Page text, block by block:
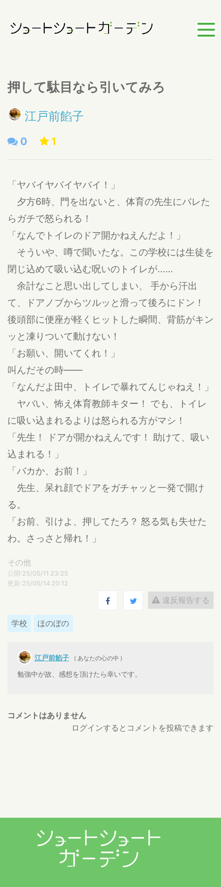
押して駄目なら引いてみろ
江戸前餡子
0 1
「ヤバイヤバイヤバイ！」
夕方6時、門を出ないと、体育の先生にバレた
らガチで怒られる！
「なんでトイレのドア開かねえんだよ！」
そういや、噂で聞いたな。この学校には生徒を
閉じ込めて吸い込む呪いのトイレが……
余計なこと思い出してしまい、 手から汗出
て、ドアノブからツルッと滑って後ろにドン！
後頭部に便座が軽くヒットした瞬間、背筋がキン
ッと凍りついて動けない！
「お願い、開いてくれ！」
叫んだその時――
「なんだよ田中、トイレで暴れてんじゃねえ！」
ヤバい、怖え体育教師キター！ でも、トイレ
に吸い込まれるよりは怒られる方がマシ！
「先生！ ドアが開かねえんです！ 助けて、吸い
込まれる！」
「バカか、お前！」
先生、呆れ顔でドアをガチャッと一発で開け
る。
「お前、引けよ、押してたろ？ 怒る気も失せた
わ。さっさと帰れ！」
その他
公開:25/05/11 23:25
更新:25/05/14 20:12
違反報告する
学校 ほのぼの
江戸前餡子 ( あなたの心の中 )
勉強中が故、感想を頂けたら幸いです。
コメントはありません
ログインするとコメントを投稿できます